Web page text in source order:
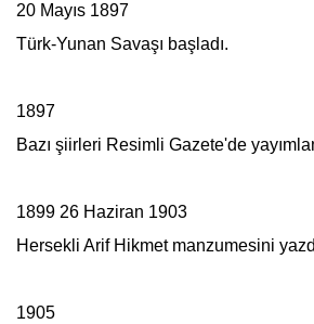
20 Mayıs 1897
Türk-Yunan Savaşı başladı.
1897
Bazı şiirleri Resimli Gazete'de
1899 26 Haziran 1903
Hersekli Arif Hikmet manzumesini
1905